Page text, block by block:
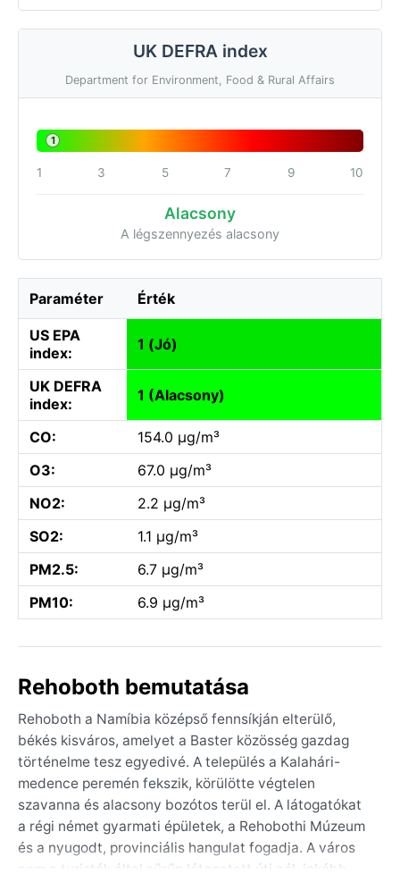
UK DEFRA index
Department for Environment, Food & Rural Affairs
1
1 3 5 7 9 10
Alacsony
A légszennyezés alacsony
Paraméter Érték
US EPA
index:
1 (Jó)
UK DEFRA
index:
1 (Alacsony)
CO:
154.0 µg/m³
O3:
67.0 µg/m³
NO2:
2.2 µg/m³
SO2:
1.1 µg/m³
PM2.5:
6.7 µg/m³
PM10:
6.9 µg/m³
Rehoboth bemutatása
Rehoboth a Namíbia középső fennsíkján elterülő,
békés kisváros, amelyet a Baster közösség gazdag
történelme tesz egyedivé. A település a Kalahári-
medence peremén fekszik, körülötte végtelen
szavanna és alacsony bozótos terül el. A látogatókat
a régi német gyarmati épületek, a Rehobothi Múzeum
és a nyugodt, provinciális hangulat fogadja. A város
nem a turisták által sűrűn látogatott úti cél, inkább